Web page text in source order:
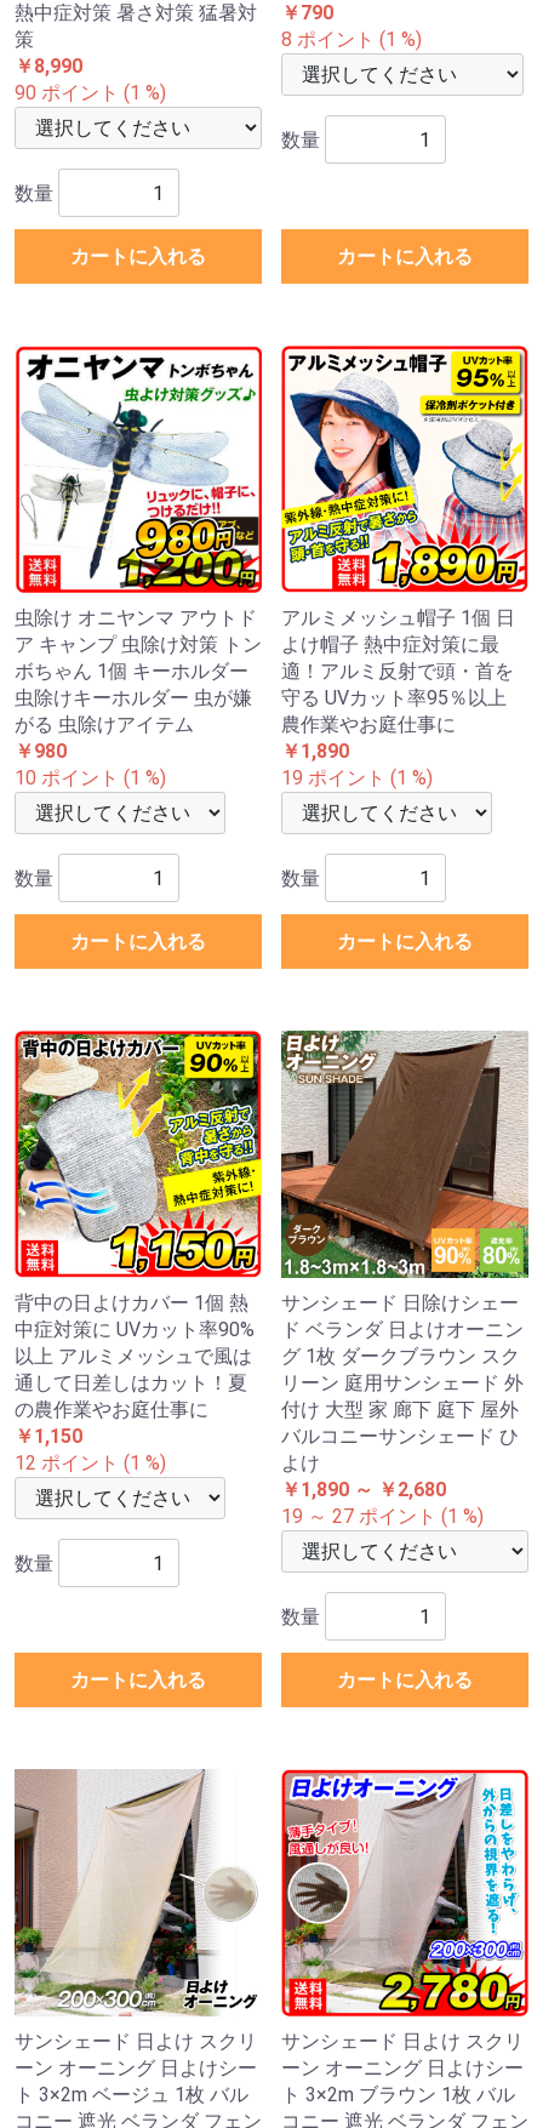
熱中症対策 暑さ対策 猛暑対
策
￥8,990
90 ポイント (1 %)
数量
カートに入れる
￥790
8 ポイント (1 %)
数量
カートに入れる
虫除け オニヤンマ アウトド
ア キャンプ 虫除け対策 トン
ボちゃん 1個 キーホルダー
虫除けキーホルダー 虫が嫌
がる 虫除けアイテム
￥980
10 ポイント (1 %)
数量
カートに入れる
アルミメッシュ帽子 1個 日
よけ帽子 熱中症対策に最
適！アルミ反射で頭・首を
守る UVカット率95％以上
農作業やお庭仕事に
￥1,890
19 ポイント (1 %)
数量
カートに入れる
背中の日よけカバー 1個 熱
中症対策に UVカット率90%
以上 アルミメッシュで風は
通して日差しはカット！夏
の農作業やお庭仕事に
￥1,150
12 ポイント (1 %)
数量
カートに入れる
サンシェード 日除けシェー
ド ベランダ 日よけオーニン
グ 1枚 ダークブラウン スク
リーン 庭用サンシェード 外
付け 大型 家 廊下 庭下 屋外
バルコニーサンシェード ひ
よけ
￥1,890 ～ ￥2,680
19 ～ 27 ポイント (1 %)
数量
カートに入れる
サンシェード 日よけ スクリ
ーン オーニング 日よけシー
ト 3×2m ベージュ 1枚 バル
コニー 遮光 ベランダ フェン
サンシェード 日よけ スクリ
ーン オーニング 日よけシー
ト 3×2m ブラウン 1枚 バル
コニー 遮光 ベランダ フェン